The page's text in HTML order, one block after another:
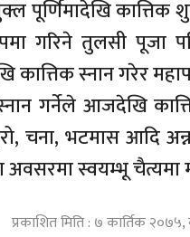
पूर्णिमादेखि कात्तिक
गरिने तुलसी
कात्तिक स्नान गरेर
गर्नेले आजदेखि
चना, भटमास आदि
अवसरमा स्वयम्भू चैत्यमा
प्रकाशित मिति : ७ कार्तिक